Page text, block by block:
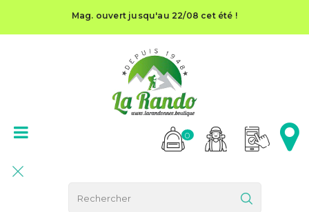
Mag. ouvert jusqu'au 22/08 cet été !
0